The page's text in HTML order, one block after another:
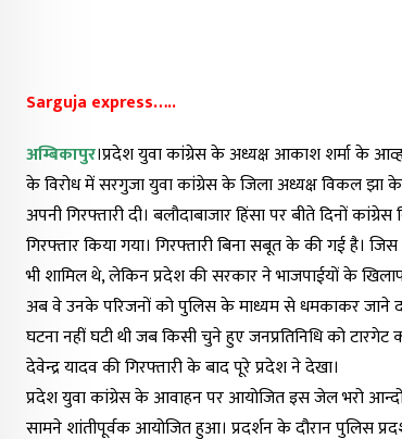
Sarguja express…..
अम्बिकापुर।प्रदेश युवा कांग्रेस के अध्यक्ष आकाश शर्मा के
के विरोध में सरगुजा युवा कांग्रेस के जिला अध्यक्ष विकल
अपनी गिरफ्तारी दी। बलौदाबाजार हिंसा पर बीते दिनों
गिरफ्तार किया गया। गिरफ्तारी बिना सबूत के की गई है।
भी शामिल थे, लेकिन प्रदेश की सरकार ने भाजपाईयों के
अब वे उनके परिजनों को पुलिस के माध्यम से धमकाकर जाने
घटना नहीं घटी थी जब किसी चुने हुए जनप्रतिनिधि को
देवेन्द्र यादव की गिरफ्तारी के बाद पूरे प्रदेश ने देखा।
प्रदेश युवा कांग्रेस के आवाहन पर आयोजित इस जेल भरो
सामने शांतीपूर्वक आयोजित हुआ। प्रदर्शन के दौरान पुलिस